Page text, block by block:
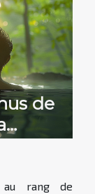
de
et
au rang de